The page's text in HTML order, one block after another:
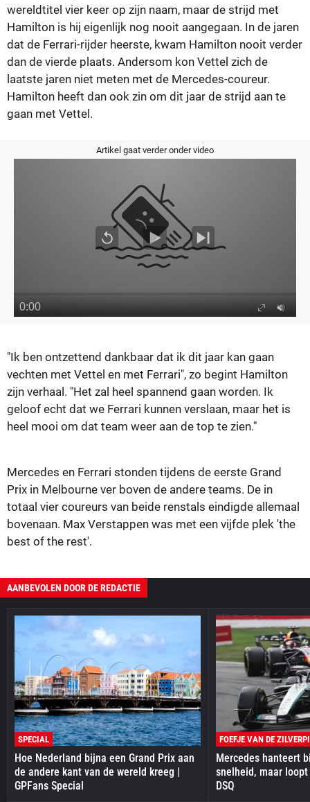
wereldtitel vier keer op zijn naam, maar de strijd met
Hamilton is hij eigenlijk nog nooit aangegaan. In de jaren
dat de Ferrari-rijder heerste, kwam Hamilton nooit verder
dan de vierde plaats. Andersom kon Vettel zich de
laatste jaren niet meten met de Mercedes-coureur.
Hamilton heeft dan ook zin om dit jaar de strijd aan te
gaan met Vettel.
Artikel gaat verder onder video
"Ik ben ontzettend dankbaar dat ik dit jaar kan gaan
vechten met Vettel en met Ferrari", zo begint Hamilton
zijn verhaal. "Het zal heel spannend gaan worden. Ik
geloof echt dat we Ferrari kunnen verslaan, maar het is
heel mooi om dat team weer aan de top te zien."
Mercedes en Ferrari stonden tijdens de eerste Grand
Prix in Melbourne ver boven de andere teams. De in
totaal vier coureurs van beide renstals eindigde allemaal
bovenaan. Max Verstappen was met een vijfde plek 'the
best of the rest'.
AANBEVOLEN DOOR DE REDACTIE
SPECIAL
Hoe Nederland bijna een Grand Prix aan
de andere kant van de wereld kreeg |
GPFans Special
FOEFJE VAN DE
Mercedes hanteert
snelheid, maar
DSQ